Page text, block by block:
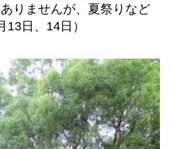
りませんが、夏祭りなど
日、14日）